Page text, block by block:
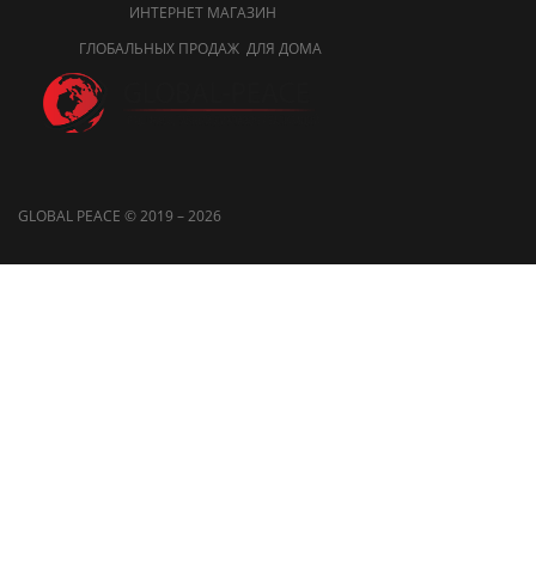
ИНТЕРНЕТ МАГАЗИН
ГЛОБАЛЬНЫХ ПРОДАЖ ДЛЯ ДОМА
GLOBAL PEACE © 2019 – 2026